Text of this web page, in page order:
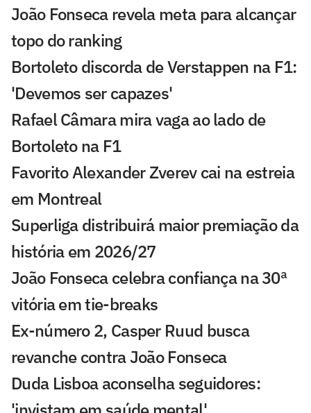
João Fonseca revela meta para alcançar
topo do ranking
Bortoleto discorda de Verstappen na F1:
'Devemos ser capazes'
Rafael Câmara mira vaga ao lado de
Bortoleto na F1
Favorito Alexander Zverev cai na estreia
em Montreal
Superliga distribuirá maior premiação da
história em 2026/27
João Fonseca celebra confiança na 30ª
vitória em tie-breaks
Ex-número 2, Casper Ruud busca
revanche contra João Fonseca
Duda Lisboa aconselha seguidores: